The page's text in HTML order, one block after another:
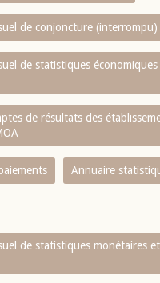
de conjoncture (interrompu)
de statistiques économiques
de résultats des
Annuaire
de statistiques monétaires et